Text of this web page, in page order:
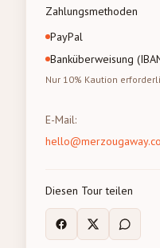
Zahlungsmethoden
PayPal
Banküberweisung
Nur 10% Kaution
E-Mail:
Diesen Tour teilen